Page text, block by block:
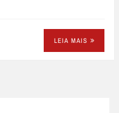
LEIA MAIS